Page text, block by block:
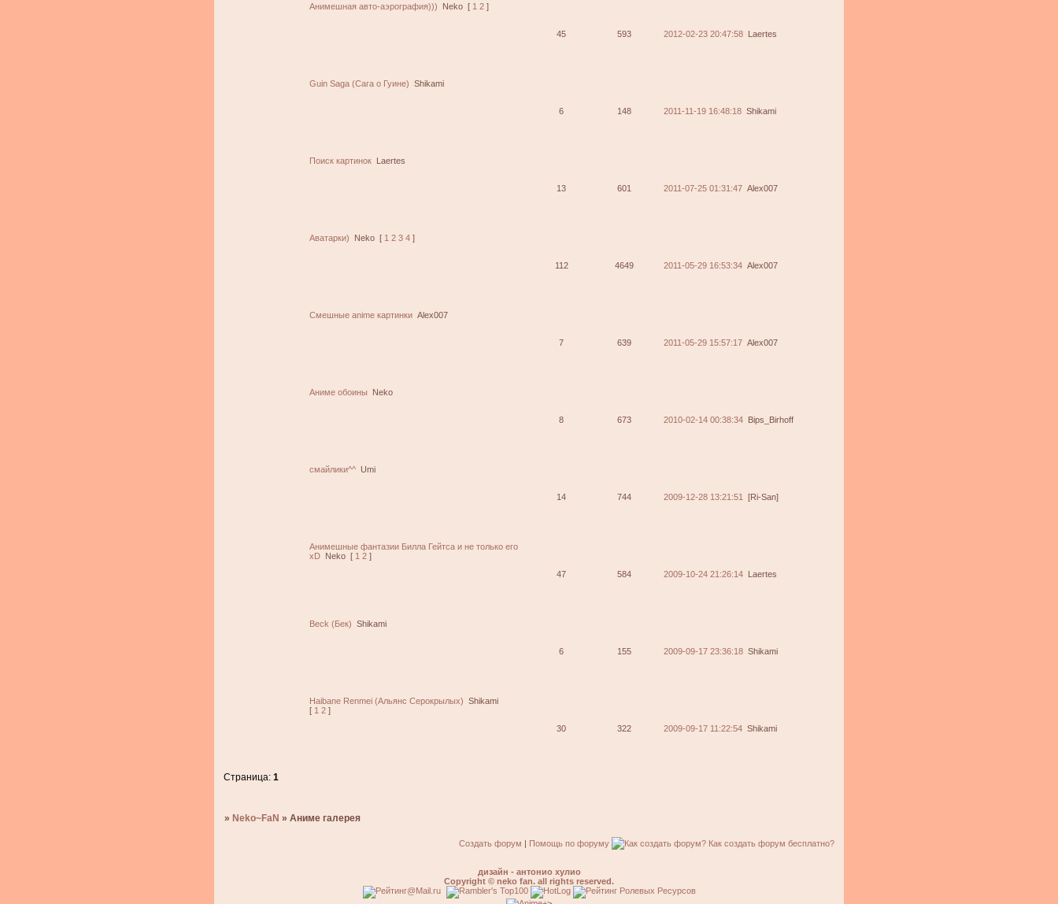
Анимешная авто-аэрография))) Neko [ 1 2 ]
45 593 2012-02-23 20:47:58 Laertes
Guin Saga (Сага о Гуине) Shikami
6 148 2011-11-19 16:48:18 Shikami
Поиск картинок Laertes
13 601 2011-07-25 01:31:47 Alex007
Аватарки) Neko [ 1 2 3 4 ]
112 4649 2011-05-29 16:53:34 Alex007
Смешные anime картинки Alex007
7 639 2011-05-29 15:57:17 Alex007
Аниме обоины Neko
8 673 2010-02-14 00:38:34 Bips_Birhoff
смайлики^^ Umi
14 744 2009-12-28 13:21:51 [Ri-San]
Анимешные фантазии Билла Гейтса и не только его
xD Neko [ 1 2 ]
47
584 2009-10-24 21:26:14 Laertes
Beck (Бек) Shikami
6 155 2009-09-17 23:36:18 Shikami
Haibane Renmei (Альянс Серокрылых)
Shikami
[ 1 2 ]
30
322 2009-09-17 11:22:54 Shikami
Страница:1
» Neko~FaN »Аниме галерея
Создать форум | Помощь по форуму
дизайн - антонио хулио
Copyright © neko fan. all rights reserved.